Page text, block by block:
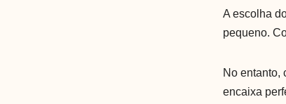
A escolha
pequeno.
No entanto,
encaixa